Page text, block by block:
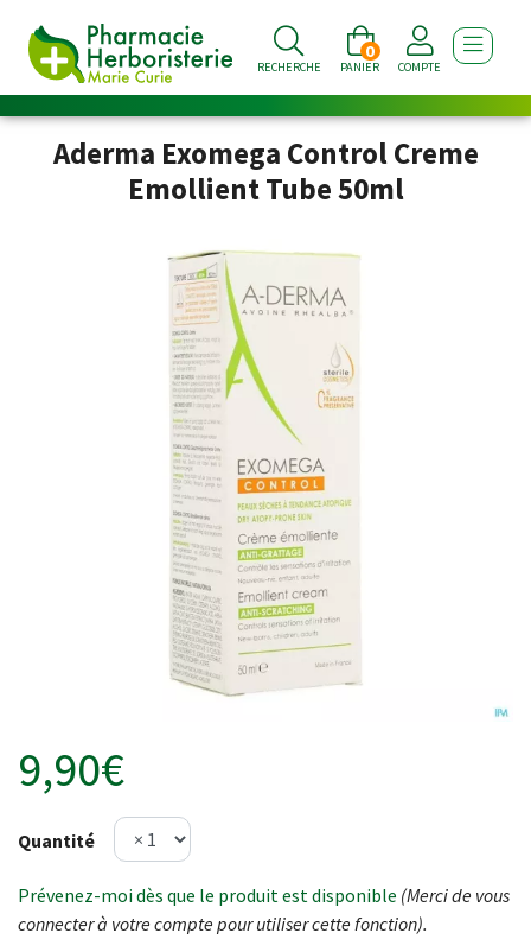
RECHERCHE PANIER
0
COMPTE
Aderma Exomega Control Creme
Emollient Tube 50ml
9,90€
Quantité
Prévenez-moi dès que le produit est disponible (Merci de vous
connecter à votre compte pour utiliser cette fonction).